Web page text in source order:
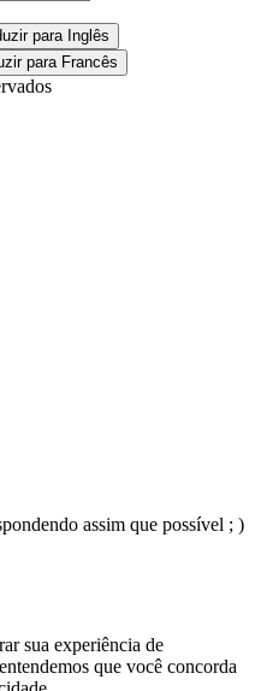
assim que possível ; )
sua experiência de
que você concorda